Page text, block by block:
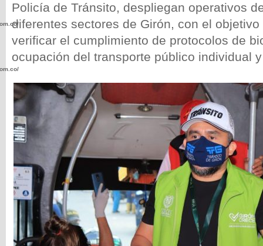
Policía de Tránsito, despliegan operativos
diferentes sectores de Girón, con el
verificar el cumplimiento de protocolos de
ocupación del transporte público individual
wp-
wp-
wp-
wp-